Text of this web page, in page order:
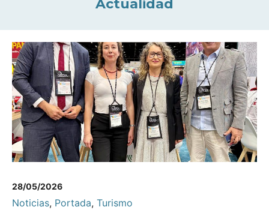
Actualidad
28/05/2026
Noticias, Portada, Turismo